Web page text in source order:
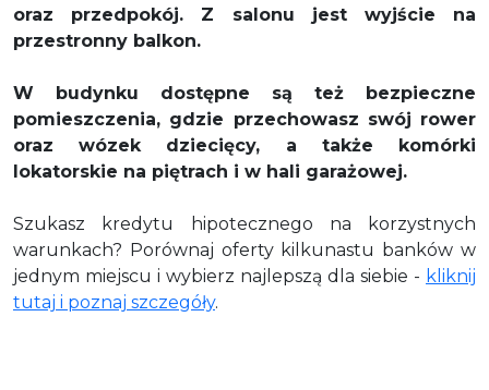
oraz przedpokój. Z salonu jest wyjście na
przestronny balkon.
W budynku dostępne są też bezpieczne
pomieszczenia, gdzie przechowasz swój rower
oraz wózek dziecięcy, a także komórki
lokatorskie na piętrach i w hali garażowej.
Szukasz kredytu hipotecznego na korzystnych
warunkach? Porównaj oferty kilkunastu banków w
jednym miejscu i wybierz najlepszą dla siebie - kliknij
tutaj i poznaj szczegóły.